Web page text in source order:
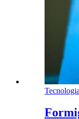
Tecnologia